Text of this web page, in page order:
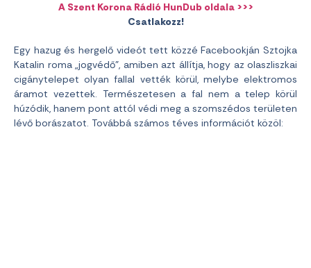
A Szent Korona Rádió HunDub oldala >>>
Csatlakozz!
Egy hazug és hergelő videót tett közzé Facebookján Sztojka
Katalin roma „jogvédő”, amiben azt állítja, hogy az olaszliszkai
cigánytelepet olyan fallal vették körül, melybe elektromos
áramot vezettek. Természetesen a fal nem a telep körül
húzódik, hanem pont attól védi meg a szomszédos területen
lévő borászatot. Továbbá számos téves információt közöl: